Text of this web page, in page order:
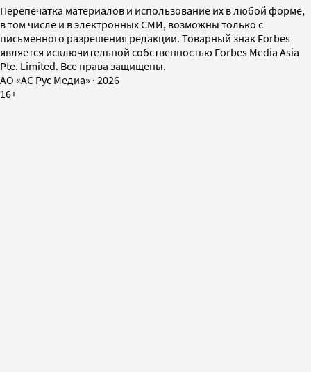
Перепечатка материалов и использование их в любой форме,
в том числе и в электронных СМИ, возможны только с
письменного разрешения редакции. Товарный знак Forbes
является исключительной собственностью Forbes Media Asia
Pte. Limited. Все права защищены.
AO «АС Рус Медиа» · 2026
16+